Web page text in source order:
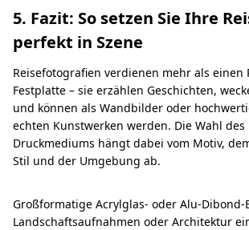
5. Fazit: So setzen Sie Ihre
perfekt in Szene
Reisefotografien verdienen mehr als einen
Festplatte – sie erzählen Geschichten,
und können als Wandbilder oder
echten Kunstwerken werden. Die Wahl des
Druckmediums hängt dabei vom Motiv,
Stil und der Umgebung ab.
Großformatige Acrylglas- oder Alu-Dibond-
Landschaftsaufnahmen oder Architektur